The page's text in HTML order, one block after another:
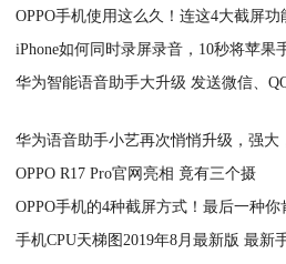
OPPO手机使用这么久！连这4大截屏功
iPhone如何同时录屏录音，10秒将苹果
华为智能语音助手大升级 发送微信、
华为语音助手小艺再次悄悄升级，强大
OPPO R17 Pro官网亮相 竟有三个摄
OPPO手机的4种截屏方式！最后一种你
手机CPU天梯图2019年8月最新版 最新